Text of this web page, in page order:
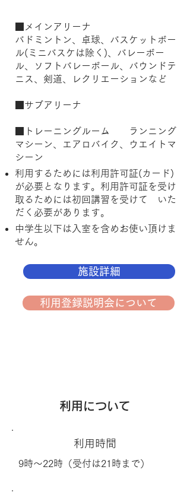
■メインアリーナ
バドミントン、卓球、バスケットボー
ル(ミニバスケは除く)、バレーボー
ル、ソフトバレーボール、バウンドテ
ニス、剣道、レクリエーションなど
■サブアリーナ
トレーニングルーム ランニング
マシーン、エアロバイク、ウエイトマ
シーン
利用するためには利用許可証(カード)
が必要となります。利用許可証を受け
取るためには初回講習を受けて​ いた
だく必要があります。
中学生以下は入室を含めお使い頂けま
せん。
施設詳細
利用登録説明会について
利用について
利用時間
9時～22時（受付は21時まで）